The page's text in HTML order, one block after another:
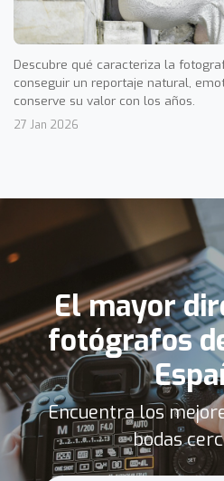
Descubre qué caracteriza la
conseguir un reportaje natural,
conserve su valor con los años.
27 Jan 2026
El mayor
fotógrafos
Encuentra los
bodas